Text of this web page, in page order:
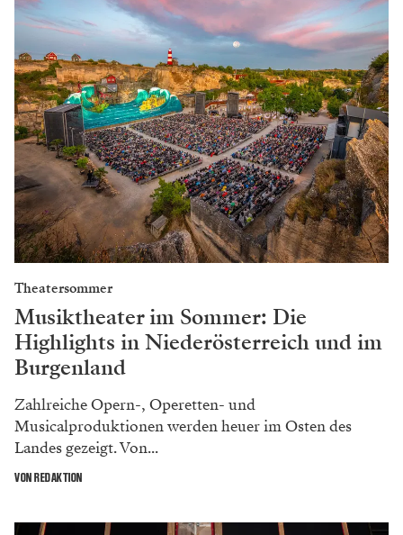
Theatersommer
Musiktheater im Sommer: Die
Highlights in Niederösterreich und im
Burgenland
Zahlreiche Opern-, Operetten- und
Musicalproduktionen werden heuer im Osten des
Landes gezeigt. Von...
VON REDAKTION